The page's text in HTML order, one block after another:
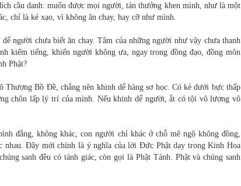
cầu danh: muốn được mọi người, tán thưởng khen mình, như là một
chỉ là kẻ xạo, vì không ăn chay, hay cỡ như mình.
người chưa biết ăn chay. Tâm của những người như vậy chưa thanh
kiếm tiếng, khiến người không ưa, ngay trong đồng đạo, đồng môn
Phật?
Bồ Ðề, chẳng nên khinh dể hàng sơ học. Có kẻ dưới bực thấp
chôn lấp lý trí của mình. Nếu khinh dể người, ắt có tội vô lượng vô
đẳng, không khác, con người chỉ khác ở chỗ mê ngộ không đồng,
nhau. Ðây mới chính là ý nghĩa của lời Ðức Phật dạy trong Kinh Hoa
sanh đều có tánh giác, còn gọi là Phật Tánh. Phật và chúng sanh